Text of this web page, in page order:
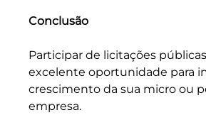
Conclusão
Participar de licitações
excelente oportunidade para
crescimento da sua micro ou
empresa.